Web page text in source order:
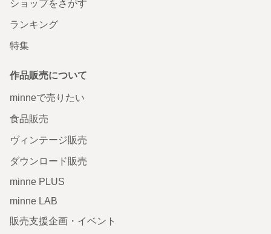
ショップをさがす
ランキング
特集
作品販売について
minneで売りたい
食品販売
ヴィンテージ販売
ダウンロード販売
minne PLUS
minne LAB
販売支援企画・イベント